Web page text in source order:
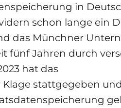
in
schon lange ein
das Münchner
fünf Jahren durch
hat das
stattgegeben